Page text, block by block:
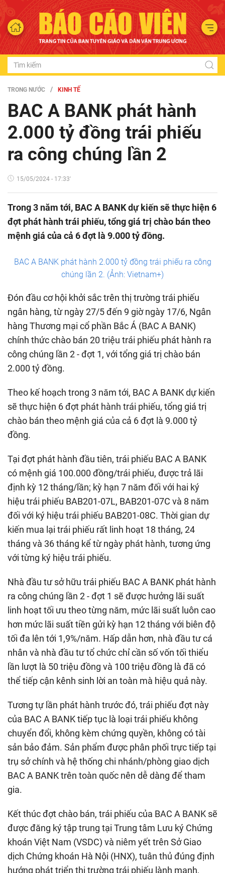
TRONG NƯỚC KINH TẾ
BAC A BANK phát hành
2.000 tỷ đồng trái phiếu
ra công chúng lần 2
15/05/2024 - 17:33'
Trong 3 năm tới, BAC A BANK dự kiến sẽ thực hiện 6
đợt phát hành trái phiếu, tổng giá trị chào bán theo
mệnh giá của cả 6 đợt là 9.000 tỷ đồng.
BAC A BANK phát hành 2.000 tỷ đồng trái phiếu ra công
chúng lần 2. (Ảnh: Vietnam+)
Đón đầu cơ hội khởi sắc trên thị trường trái phiếu
ngân hàng, từ ngày 27/5 đến 9 giờ ngày 17/6, Ngân
hàng Thương mại cổ phần Bắc Á (BAC A BANK)
chính thức chào bán 20 triệu trái phiếu phát hành ra
công chúng lần 2 - đợt 1, với tổng giá trị chào bán
2.000 tỷ đồng.
Theo kế hoạch trong 3 năm tới, BAC A BANK dự kiến
sẽ thực hiện 6 đợt phát hành trái phiếu, tổng giá trị
chào bán theo mệnh giá của cả 6 đợt là 9.000 tỷ
đồng.
Tại đợt phát hành đầu tiên, trái phiếu BAC A BANK
có mệnh giá 100.000 đồng/trái phiếu, được trả lãi
định kỳ 12 tháng/lần; kỳ hạn 7 năm đối với hai ký
hiệu trái phiếu BAB201-07L, BAB201-07C và 8 năm
đối với ký hiệu trái phiếu BAB201-08C. Thời gian dự
kiến mua lại trái phiếu rất linh hoạt 18 tháng, 24
tháng và 36 tháng kể từ ngày phát hành, tương ứng
với từng ký hiệu trái phiếu.
Nhà đầu tư sở hữu trái phiếu BAC A BANK phát hành
ra công chúng lần 2 - đợt 1 sẽ được hưởng lãi suất
linh hoạt tối ưu theo từng năm, mức lãi suất luôn cao
hơn mức lãi suất tiền gửi kỳ hạn 12 tháng với biên độ
tối đa lên tới 1,9%/năm. Hấp dẫn hơn, nhà đầu tư cá
nhân và nhà đầu tư tổ chức chỉ cần số vốn tối thiểu
lần lượt là 50 triệu đồng và 100 triệu đồng là đã có
thể tiếp cận kênh sinh lời an toàn mà hiệu quả này.
Tương tự lần phát hành trước đó, trái phiếu đợt này
của BAC A BANK tiếp tục là loại trái phiếu không
chuyển đổi, không kèm chứng quyền, không có tài
sản bảo đảm. Sản phẩm được phân phối trực tiếp tại
trụ sở chính và hệ thống chi nhánh/phòng giao dịch
BAC A BANK trên toàn quốc nên dễ dàng để tham
gia.
Kết thúc đợt chào bán, trái phiếu của BAC A BANK sẽ
được đăng ký tập trung tại Trung tâm Lưu ký Chứng
khoán Việt Nam (VSDC) và niêm yết trên Sở Giao
dịch Chứng khoán Hà Nội (HNX), tuân thủ đúng định
hướng phát triển thị trường trái phiếu lành mạnh,